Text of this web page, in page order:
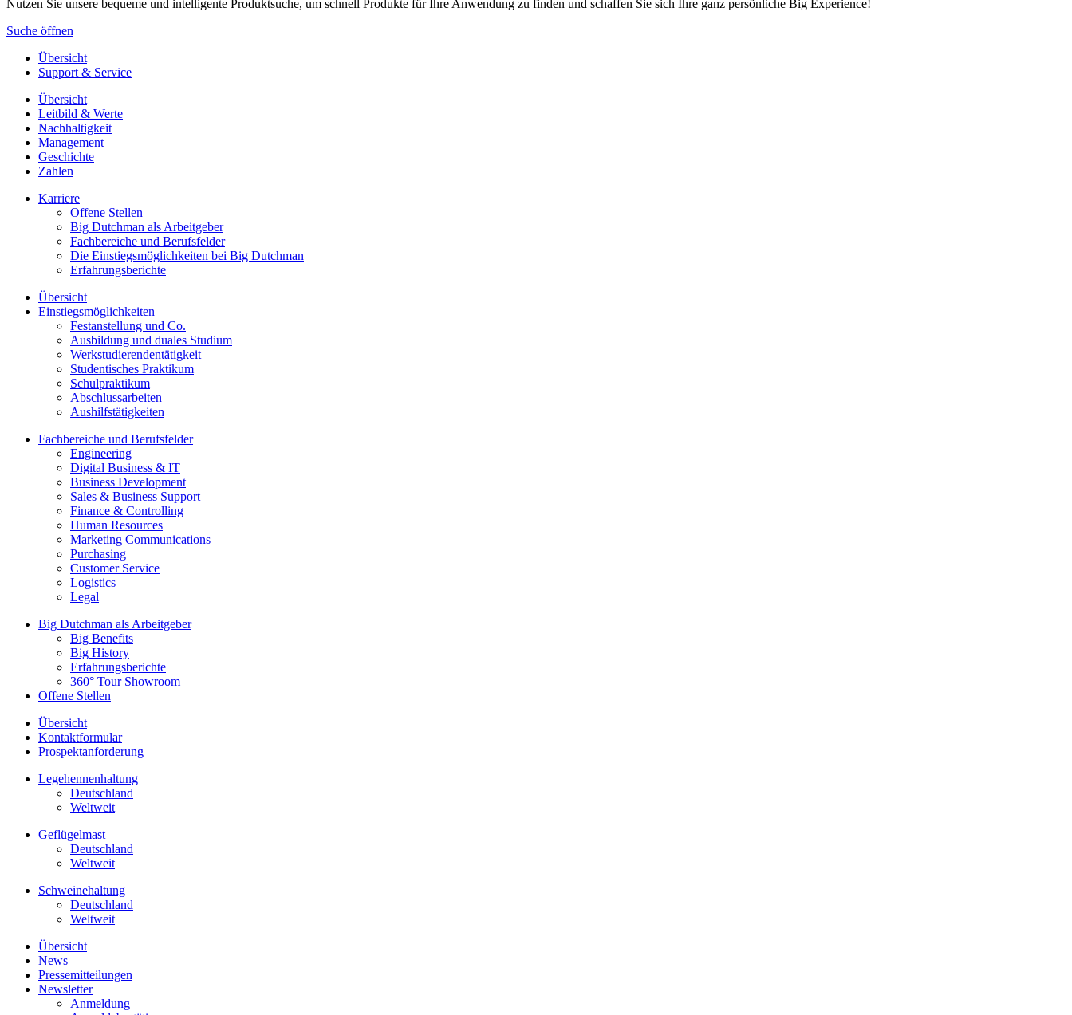
Nutzen Sie unsere bequeme und intelligente Produktsuche, um schnell Produkte für Ihre Anwendung zu finden und schaffen Sie sich Ihre ganz persönliche Big Experience!
Suche öffnen
Übersicht
Support & Service
Übersicht
Leitbild & Werte
Nachhaltigkeit
Management
Geschichte
Zahlen
Karriere
Offene Stellen
Big Dutchman als Arbeitgeber
Fachbereiche und Berufsfelder
Die Einstiegsmöglichkeiten bei Big Dutchman
Erfahrungsberichte
Übersicht
Einstiegsmöglichkeiten
Festanstellung und Co.
Ausbildung und duales Studium
Werkstudierendentätigkeit
Studentisches Praktikum
Schulpraktikum
Abschlussarbeiten
Aushilfstätigkeiten
Fachbereiche und Berufsfelder
Engineering
Digital Business & IT
Business Development
Sales & Business Support
Finance & Controlling
Human Resources
Marketing Communications
Purchasing
Customer Service
Logistics
Legal
Big Dutchman als Arbeitgeber
Big Benefits
Big History
Erfahrungsberichte
360° Tour Showroom
Offene Stellen
Übersicht
Kontaktformular
Prospektanforderung
Legehennenhaltung
Deutschland
Weltweit
Geflügelmast
Deutschland
Weltweit
Schweinehaltung
Deutschland
Weltweit
Übersicht
News
Pressemitteilungen
Newsletter
Anmeldung